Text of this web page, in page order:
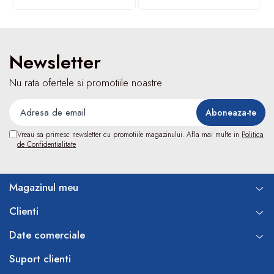
Piese bucale
Alte dispozitive respiratorii
Investigare si diagnostic
Dermatoscoape
Audiometre
Oglinzi/Lampi frontale
Diapazon
Set ORL/Oftalmo
Lampi cu infrarosu
Newsletter
Nu rata ofertele si promotiile noastre
Vreau sa primesc newsletter cu promotiile magazinului. Afla mai multe in Politica
de Confidentialitate
Magazinul meu
Clienti
Date comerciale
Suport clienti